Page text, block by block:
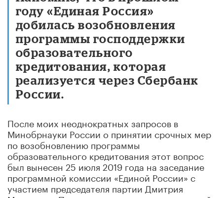
году «Единая Россия»
добилась возобновления
программы господдержки
образовательного
кредитования, которая
реализуется через Сбербанк
России.
После моих неоднократных запросов в
Минобрнауки России о принятии срочных мер
по возобновлению программы
образовательного кредитования этот вопрос
был вынесен 25 июля 2019 года на заседание
программной комиссии «Единой России» с
участием председателя партии Дмитрия